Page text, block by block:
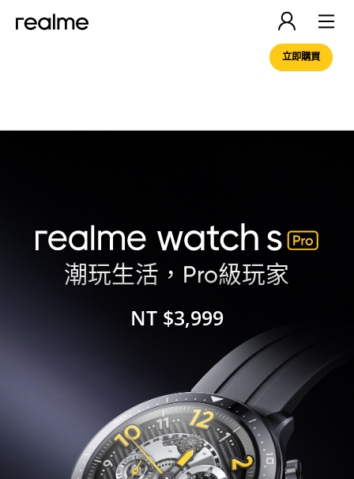
立即購買
潮玩生活，Pro級玩家
NT $3,999